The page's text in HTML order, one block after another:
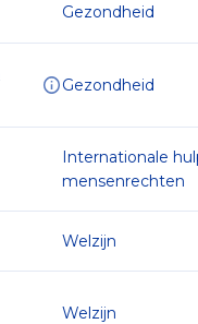
Gezondheid
Gezondheid
Internationale
mensenrechten
Welzijn
Welzijn